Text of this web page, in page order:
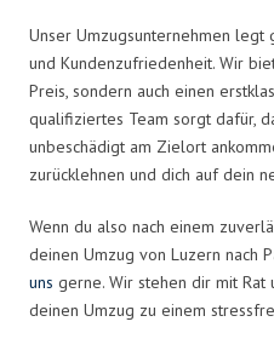
Unser Umzugsunternehmen legt
und Kundenzufriedenheit. Wir
Preis, sondern auch einen
qualifiziertes Team sorgt dafür,
unbeschädigt am Zielort
zurücklehnen und dich auf dein
Wenn du also nach einem
deinen Umzug von Luzern nach
uns gerne. Wir stehen dir mit Rat
deinen Umzug zu einem